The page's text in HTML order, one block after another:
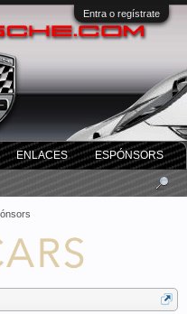
Entra o regístrate
ENLACES ESPÓNSORS